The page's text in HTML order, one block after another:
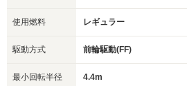
使用燃料 レギュラー
駆動方式 前輪駆動(FF)
最小回転半径 4.4m